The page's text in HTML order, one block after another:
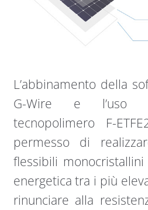
L’abbinamento della
G-Wire e l’uso
tecnopolimero F-
permesso di
flessibili
energetica tra i più
rinunciare alla